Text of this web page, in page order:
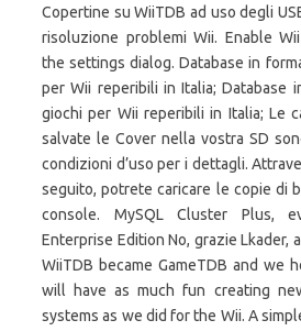
Copertine su WiiTDB ad uso degli
risoluzione problemi Wii. Enable
the settings dialog. Database in
per Wii reperibili in Italia; Database
giochi per Wii reperibili in Italia; Le
salvate le Cover nella vostra SD
condizioni d’uso per i dettagli.
seguito, potrete caricare le copie di
console. MySQL Cluster Plus,
Enterprise Edition No, grazie Lkader,
WiiTDB became GameTDB and we
will have as much fun creating
systems as we did for the Wii. A